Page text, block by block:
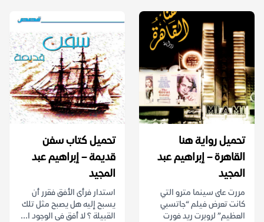
تحميل رواية هنا
القاهرة – إبراهيم عبد
المجيد
مررت على سينما مترو التي
كانت تعرض فيلم “جاتسبي
العظيم” لروبرت ريد فورت
تحميل كتاب سفن
قديمة – إبراهيم عبد
المجيد
استدار فرأى الأفق فقرر أن
يسبح إليه هل يصبح مثل تلك
القبيلة ؟ لا أفق فى الوجود ا...